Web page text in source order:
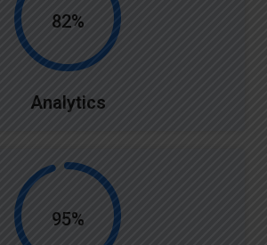
82%
Analytics
95%